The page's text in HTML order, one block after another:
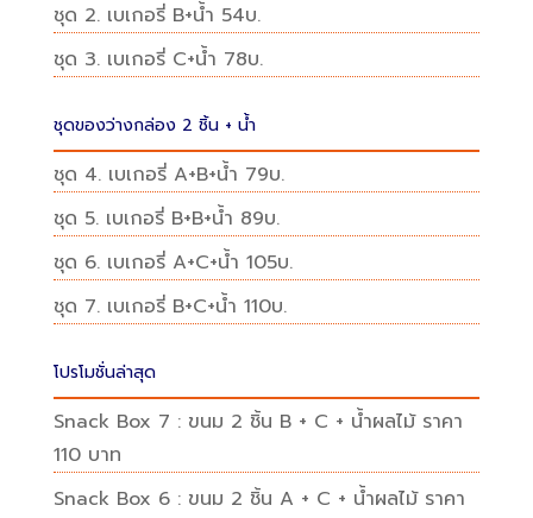
ชุด 2. เบเกอรี่ B+น้ำ 54บ.
ชุด 3. เบเกอรี่ C+น้ำ 78บ.
ชุดของว่างกล่อง 2 ชิ้น + น้ำ
ชุด 4. เบเกอรี่ A+B+น้ำ 79บ.
ชุด 5. เบเกอรี่ B+B+น้ำ 89บ.
ชุด 6. เบเกอรี่ A+C+น้ำ 105บ.
ชุด 7. เบเกอรี่ B+C+น้ำ 110บ.
โปรโมชั่นล่าสุด
Snack Box 7 : ขนม 2 ชิ้น B + C + น้ำผลไม้ ราคา
110 บาท
Snack Box 6 : ขนม 2 ชิ้น A + C + น้ำผลไม้ ราคา